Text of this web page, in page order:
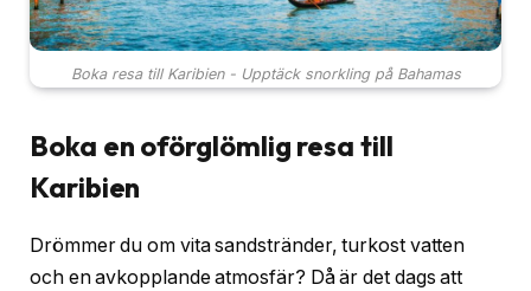
Boka resa till Karibien - Upptäck snorkling på Bahamas
Boka en oförglömlig resa till
Karibien
Drömmer du om vita sandstränder, turkost vatten
och en avkopplande atmosfär? Då är det dags att